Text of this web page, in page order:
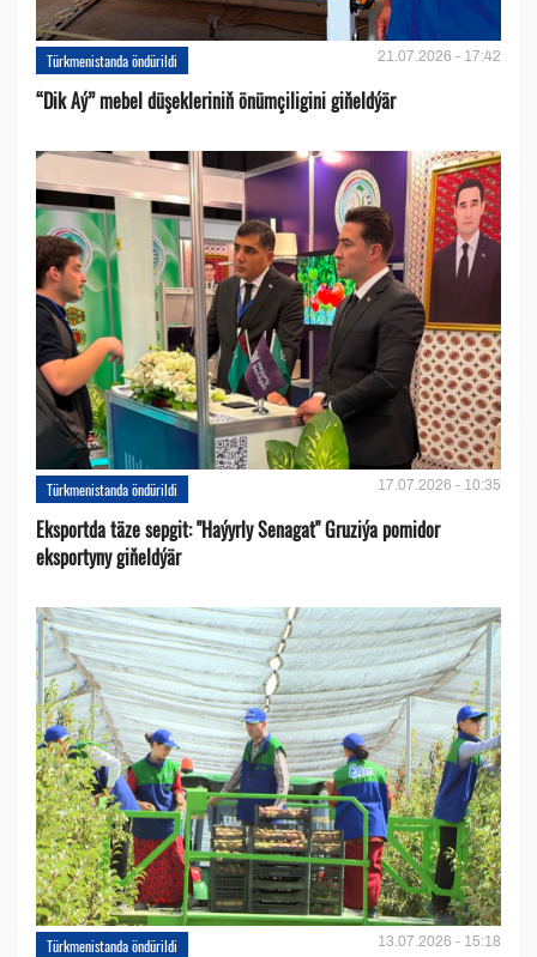
Türkmenistanda öndürildi 21.07.2026 - 17:42
“Dik Aý” mebel düşekleriniň önümçiligini giňeldýär
Türkmenistanda öndürildi 17.07.2026 - 10:35
Eksportda täze sepgit: "Haýyrly Senagat" Gruziýa pomidor
eksportyny giňeldýär
Türkmenistanda öndürildi 13.07.2026 - 15:18